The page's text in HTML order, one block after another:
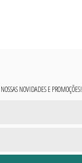
NOVIDADES E PROMOÇÕES!